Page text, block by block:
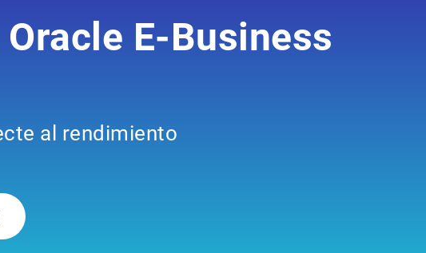
E-Business
al rendimiento